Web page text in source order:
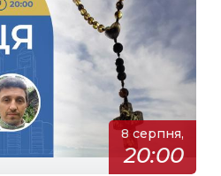
8 серпня,
20:00